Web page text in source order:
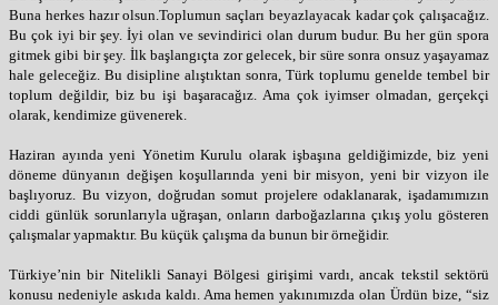
Buna herkes hazır olsun.Toplumun saçları beyazlayacak kadar çok çalışacağız.
Bu çok iyi bir şey. İyi olan ve sevindirici olan durum budur. Bu her gün spora
gitmek gibi bir şey. İlk başlangıçta zor gelecek, bir süre sonra onsuz yaşayamaz
hale geleceğiz. Bu disipline alıştıktan sonra, Türk toplumu genelde tembel bir
toplum değildir, biz bu işi başaracağız. Ama çok iyimser olmadan, gerçekçi
olarak, kendimize güvenerek.
Haziran ayında yeni Yönetim Kurulu olarak işbaşına geldiğimizde, biz yeni
döneme dünyanın değişen koşullarında yeni bir misyon, yeni bir vizyon ile
başlıyoruz. Bu vizyon, doğrudan somut projelere odaklanarak, işadamımızın
ciddi günlük sorunlarıyla uğraşan, onların darboğazlarına çıkış yolu gösteren
çalışmalar yapmaktır. Bu küçük çalışma da bunun bir örneğidir.
Türkiye’nin bir Nitelikli Sanayi Bölgesi girişimi vardı, ancak tekstil sektörü
konusu nedeniyle askıda kaldı. Ama hemen yakınımızda olan Ürdün bize, “siz